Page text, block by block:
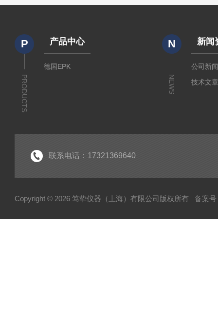
P
PRODUCTS
产品中心
德国EPK
N
NEWS
新闻
公司新
技术文
联系电话：17321369640
Copyright © 2026 笃挚仪器（上海）有限公司版权所有 备案号